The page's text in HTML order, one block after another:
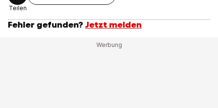
Teilen
Fehler gefunden? Jetzt melden